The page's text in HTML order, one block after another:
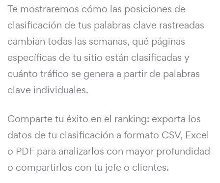
Te mostraremos cómo las posiciones de
clasificación de tus palabras clave rastreadas
cambian todas las semanas, qué páginas
específicas de tu sitio están clasificadas y
cuánto tráfico se genera a partir de palabras
clave individuales.
Comparte tu éxito en el ranking: exporta los
datos de tu clasificación a formato CSV, Excel
o PDF para analizarlos con mayor profundidad
o compartirlos con tu jefe o clientes.